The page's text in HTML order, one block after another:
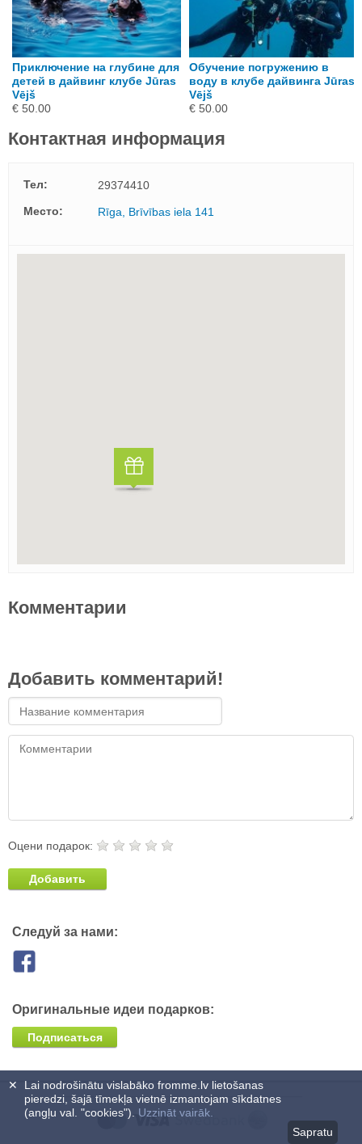
Приключение на глубине для
детей в дайвинг клубе Jūras
Vējš
€ 50.00
Обучение погружению в
воду в клубе дайвинга Jūras
Vējš
€ 50.00
Контактная информация
Тел:
29374410
Mесто:
Rīga, Brīvības iela 141
Комментарии
Добавить комментарий!
Оцени подарок:
Добавить
Следуй за нами:
Оригинальные идеи подарков:
Подписаться
Lai nodrošinātu vislabāko fromme.lv lietošanas
pieredzi, šajā tīmekļa vietnē izmantojam sīkdatnes
(angļu val. "cookies"). Uzzināt vairāk.
Sapratu
✕